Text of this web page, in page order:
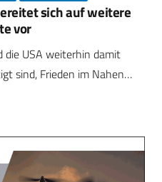
sich auf weitere
vor
die USA weiterhin damit
sind, Frieden im Nahen…